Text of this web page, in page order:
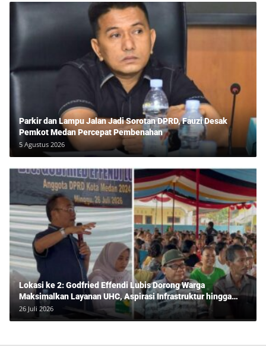
Parkir dan Lampu Jalan Jadi Sorotan DPRD, Fauzi Desak
Pemkot Medan Percepat Pembenahan
5 Agustus 2026
Lokasi ke 2: Godfried Effendi Lubis Dorong Warga
Maksimalkan Layanan UHC, Aspirasi Infrastruktur hingga
Pendidikan Mengemuka dalam Reses Medan Amplas
26 Juli 2026